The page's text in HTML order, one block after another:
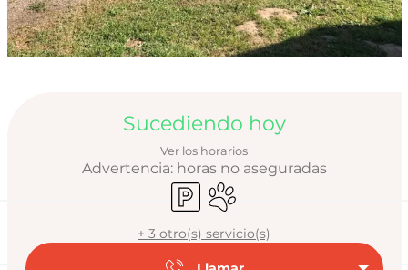
Horarios y datos
Sucediendo hoy
Ver los horarios
Advertencia: horas no aseguradas
Aparcamiento
Se aceptan animales
+ 3 otro(s) servicio(s)